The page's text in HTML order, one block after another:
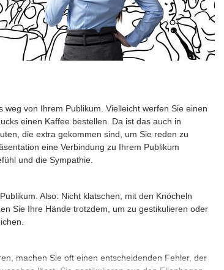
von Ihrem Publikum. Vielleicht werfen Sie einen
einen Kaffee bestellen. Da ist das auch in
die extra gekommen sind, um Sie reden zu
eine Verbindung zu Ihrem Publikum
und die Sympathie.
Also: Nicht klatschen, mit den Knöcheln
Sie Ihre Hände trotzdem, um zu gestikulieren oder
machen Sie oft einen entscheidenden Fehler, der